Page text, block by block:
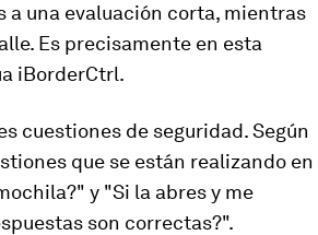
a una evaluación corta, mientras
Es precisamente en esta
iBorderCtrl.
cuestiones de seguridad. Según
que se están realizando en
y "Si la abres y me
son correctas?".